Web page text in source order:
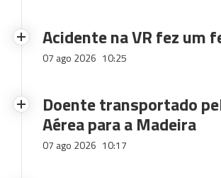
Acidente na VR fez um
07 ago 2026 10:25
Doente transportado
Aérea para a Madeira
07 ago 2026 10:17